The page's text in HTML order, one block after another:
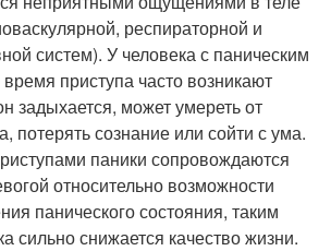
респираторной и
систем). У человека с паническим
приступа часто возникают
задыхается, может умереть от
потерять сознание или сойти с ума.
паники сопровождаются
относительно возможности
панического состояния, таким
сильно снижается качество жизни.